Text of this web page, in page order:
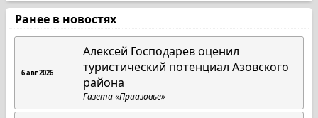
Ранее в новостях
6 авг 2026
Алексей Господарев оценил
туристический потенциал Азовского
района
Газета «Приазовье»